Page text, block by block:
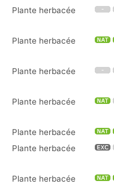
Plante herbacée
Plante herbacée
Plante herbacée
Plante herbacée
Plante herbacée
Plante herbacée
Plante herbacée